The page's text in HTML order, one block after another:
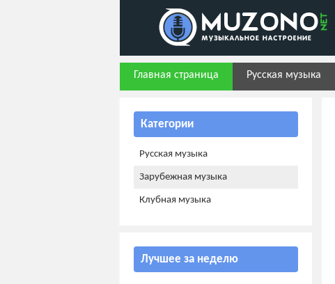
Главная страница Русская музыка
Категории
Русская музыка
Зарубежная музыка
Клубная музыка
Лучшее за неделю